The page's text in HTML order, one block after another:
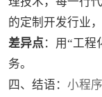
的定制开发行业
差异点 ：用“工程
务。
四、结语： 小程